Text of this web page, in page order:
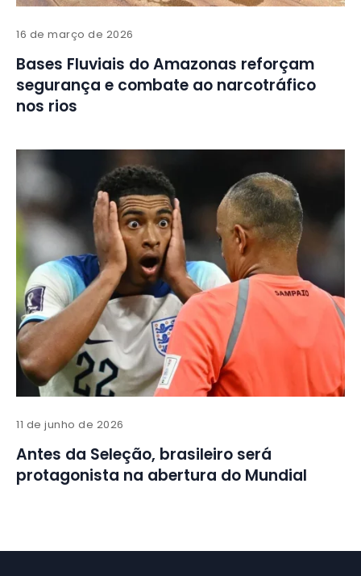
16 de março de 2026
Bases Fluviais do Amazonas reforçam
segurança e combate ao narcotráfico
nos rios
11 de junho de 2026
Antes da Seleção, brasileiro será
protagonista na abertura do Mundial